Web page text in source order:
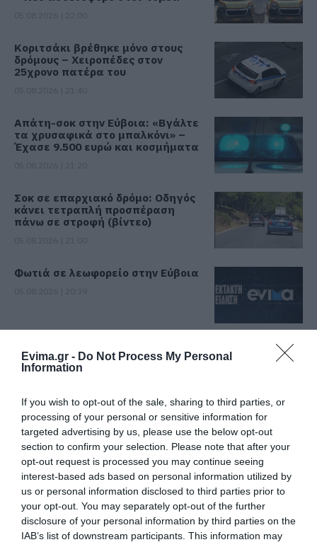
Evima.gr - Do Not Process My Personal
Information
If you wish to opt-out of the sale, sharing to third parties, or
processing of your personal or sensitive information for
targeted advertising by us, please use the below opt-out
section to confirm your selection. Please note that after your
opt-out request is processed you may continue seeing
interest-based ads based on personal information utilized by
us or personal information disclosed to third parties prior to
your opt-out. You may separately opt-out of the further
disclosure of your personal information by third parties on the
IAB’s list of downstream participants. This information may
Κοριτσάκι βρέθηκε μόνο στους
δρόμους – Χειροπέδες στον
25χρονο πατέρα του
Απάτη-σοκ στην Εύβοια: «Βγάλτε
τα χρυσαφικά στο μπαλκόνι» –
Έχασε 9.500 ευρώ και κοσμήματα
Σοκ σε επαρχιακό δρόμο: Οδηγός
κάνει τετραπλή προσπέραση
πάνω σε στροφή (βίντεο)
Φωτιά σε λεωφορείο στην Εύβοια
αυτοκινήτου που λίγοι οδηγοί
γνωρίζουν και είναι πολύ χρήσιμη
05.08.2026 | 20:20
Καθαρό και άφθονο νερό σε αυτή
την περιοχή της Εύβοιας
05.08.2026 | 20:00
Καραμπόλα τεσσάρων οχημάτων
προκάλεσε αναστάτωση στην
κυκλοφορία
Όλες οι τελευταίες ειδήσεις
ΠΕΡΙΣΣΟΤΕΡΑ ΑΠΟ ΠΟΛΙΤΙΚΗ